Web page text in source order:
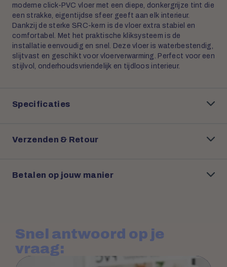
moderne click-PVC vloer met een diepe, donkergrijze tint die
een strakke, eigentijdse sfeer geeft aan elk interieur.
Dankzij de sterke SRC-kern is de vloer extra stabiel en
comfortabel. Met het praktische kliksysteem is de
installatie eenvoudig en snel. Deze vloer is waterbestendig,
slijtvast en geschikt voor vloerverwarming. Perfect voor een
stijlvol, onderhoudsvriendelijk en tijdloos interieur.
Specificaties
Verzenden & Retour
Betalen op jouw manier
Snel antwoord op je
vraag: